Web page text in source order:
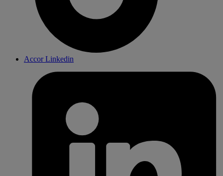
Accor Linkedin